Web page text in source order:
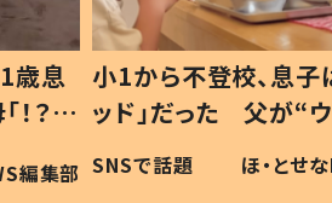
ら不登校、息子は「ギフテ
」だった 父が“ウチ給食”を
続ける理由とは #令和の親
の子
話題 ほ・とせなNEWS編集部